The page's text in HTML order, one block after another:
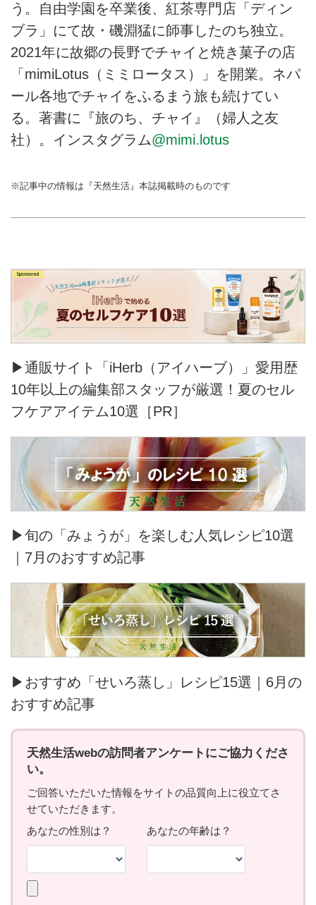
う。自由学園を卒業後、紅茶専門店「ディン
ブラ」にて故・磯淵猛に師事したのち独立。
2021年に故郷の長野でチャイと焼き菓子の店
「mimiLotus（ミミロータス）」を開業。ネパ
ール各地でチャイをふるまう旅も続けてい
る。著書に『旅のち、チャイ』（婦人之友
社）。インスタグラム@mimi.lotus
※記事中の情報は『天然生活』本誌掲載時のものです
▶通販サイト「iHerb（アイハーブ）」愛用歴
10年以上の編集部スタッフが厳選！夏のセル
フケアアイテム10選［PR］
▶旬の「みょうが」を楽しむ人気レシピ10選
｜7月のおすすめ記事
▶おすすめ「せいろ蒸し」レシピ15選｜6月の
おすすめ記事